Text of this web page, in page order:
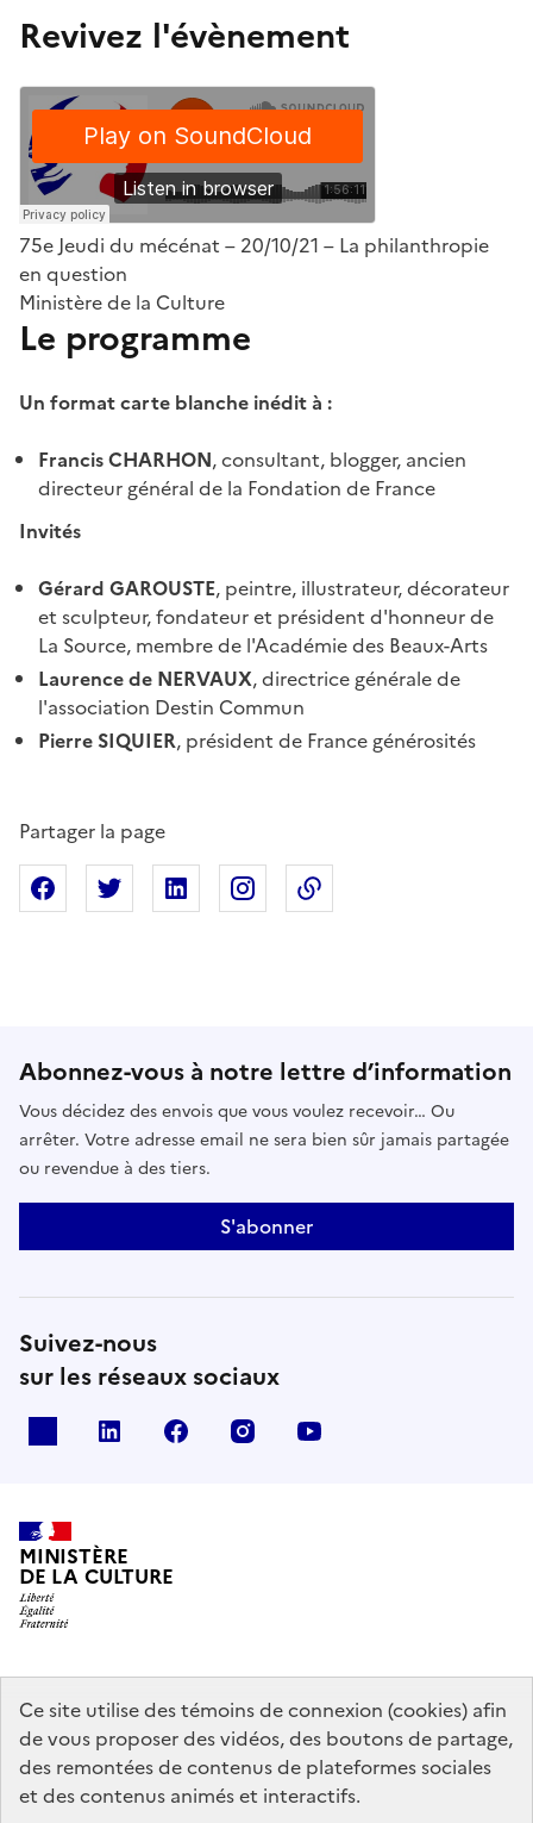
Ce site utilise des témoins de connexion (cookies) afin
de vous proposer des vidéos, des boutons de partage,
des remontées de contenus de plateformes sociales
et des contenus animés et interactifs.
Revivez l'évènement
75e Jeudi du mécénat – 20/10/21 – La philanthropie
en question
Ministère de la Culture
Le programme
Un format carte blanche inédit à :
Francis CHARHON, consultant, blogger, ancien
directeur général de la Fondation de France
Invités
Gérard GAROUSTE, peintre, illustrateur, décorateur
et sculpteur, fondateur et président d'honneur de
La Source, membre de l'Académie des Beaux-Arts
Laurence de NERVAUX, directrice générale de
l'association Destin Commun
Pierre SIQUIER, président de France générosités
Partager la page
Partager sur Facebook
Partager sur XPartager sur Linkedin
Partager sur Instagram
Abonnez-vous à notre lettre d’information
Vous décidez des envois que vous voulez recevoir… Ou
arrêter. Votre adresse email ne sera bien sûr jamais partagée
ou revendue à des tiers.
S'abonner
Suivez-nous
sur les réseaux sociaux
linkedin facebook instagram
MINISTÈRE
DE LA CULTURE
data.gouv.fr legifrance.gouv.fr
info.gouv.fr
service-public.gouv.fr